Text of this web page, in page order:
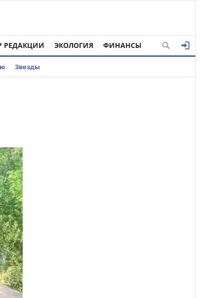
РЕДАКЦИИ ЭКОЛОГИЯ ФИНАНСЫ
Звезды